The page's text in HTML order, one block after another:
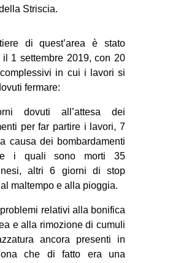
Striscia.
di quest’area è stato
il 1 settembre 2019, con 20
in cui i lavori si
fermare:
dovuti all’attesa dei
per far partire i lavori, 7
causa dei bombardamenti
i quali sono morti 35
altri 6 giorni di stop
maltempo e alla pioggia.
relativi alla bonifica
e alla rimozione di cumuli
ancora presenti in
che di fatto era una